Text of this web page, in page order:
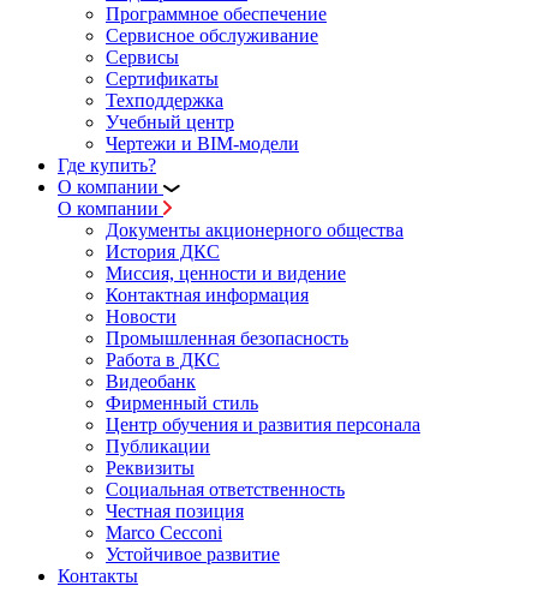
Программное обеспечение
Сервисное обслуживание
Сервисы
Сертификаты
Техподдержка
Учебный центр
Чертежи и BIM-модели
Где купить?
О компании
О компании
Документы акционерного общества
История ДКС
Миссия, ценности и видение
Контактная информация
Новости
Промышленная безопасность
Работа в ДКС
Видеобанк
Фирменный стиль
Центр обучения и развития персонала
Публикации
Реквизиты
Социальная ответственность
Честная позиция
Marco Cecconi
Устойчивое развитие
Контакты